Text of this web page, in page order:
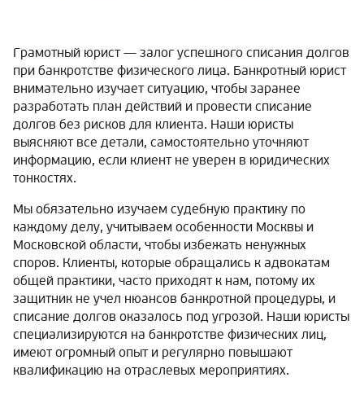
Грамотный юрист — залог успешного списания долгов
при банкротстве физического лица. Банкротный юрист
внимательно изучает ситуацию, чтобы заранее
разработать план действий и провести списание
долгов без рисков для клиента. Наши юристы
выясняют все детали, самостоятельно уточняют
информацию, если клиент не уверен в юридических
тонкостях.
Мы обязательно изучаем судебную практику по
каждому делу, учитываем особенности Москвы и
Московской области, чтобы избежать ненужных
споров. Клиенты, которые обращались к адвокатам
общей практики, часто приходят к нам, потому их
защитник не учел нюансов банкротной процедуры, и
списание долгов оказалось под угрозой. Наши юристы
специализируются на банкротстве физических лиц,
имеют огромный опыт и регулярно повышают
квалификацию на отраслевых мероприятиях.